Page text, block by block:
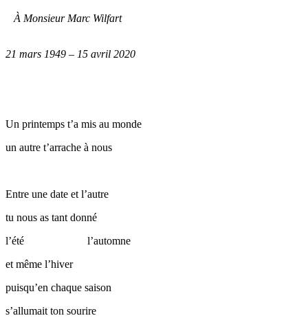
À Monsieur Marc Wilfart
21 mars 1949 – 15 avril 2020
Un printemps t’a mis au monde
un autre t’arrache à nous
Entre une date et l’autre
tu nous as tant donné
l’été l’automne
et même l’hiver
puisqu’en chaque saison
s’allumait ton sourire